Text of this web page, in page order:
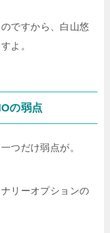
ですから、白山悠
よ。
の弱点
つだけ弱点が。
リーオプションの